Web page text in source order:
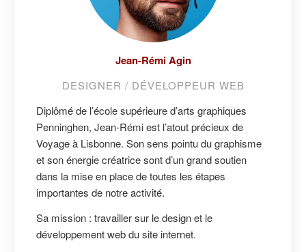
Jean-Rémi Agin
DESIGNER / DÉVELOPPEUR WEB
Diplômé de l’école supérieure d’arts graphiques
Penninghen, Jean-Rémi est l’atout précieux de
Voyage à Lisbonne. Son sens pointu du graphisme
et son énergie créatrice sont d’un grand soutien
dans la mise en place de toutes les étapes
importantes de notre activité.
Sa mission : travailler sur le design et le
développement web du site internet.